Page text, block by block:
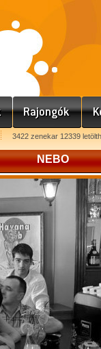
3422 zenekar 12339
NEBO